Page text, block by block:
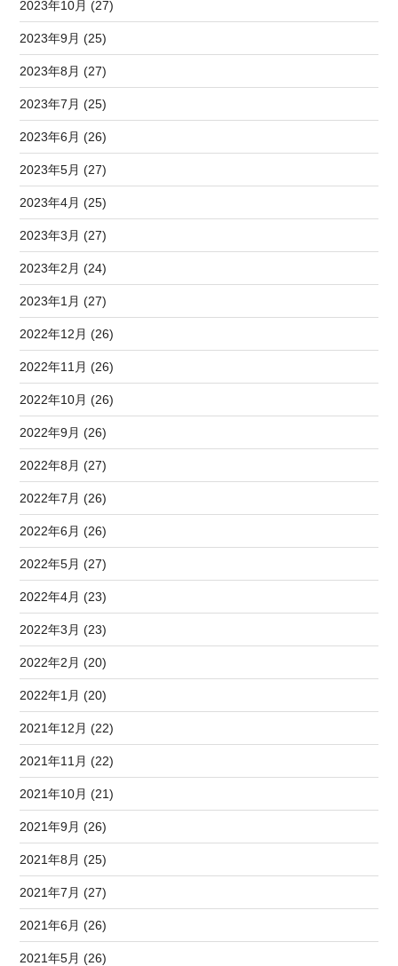
2023年10月 (27)
2023年9月 (25)
2023年8月 (27)
2023年7月 (25)
2023年6月 (26)
2023年5月 (27)
2023年4月 (25)
2023年3月 (27)
2023年2月 (24)
2023年1月 (27)
2022年12月 (26)
2022年11月 (26)
2022年10月 (26)
2022年9月 (26)
2022年8月 (27)
2022年7月 (26)
2022年6月 (26)
2022年5月 (27)
2022年4月 (23)
2022年3月 (23)
2022年2月 (20)
2022年1月 (20)
2021年12月 (22)
2021年11月 (22)
2021年10月 (21)
2021年9月 (26)
2021年8月 (25)
2021年7月 (27)
2021年6月 (26)
2021年5月 (26)